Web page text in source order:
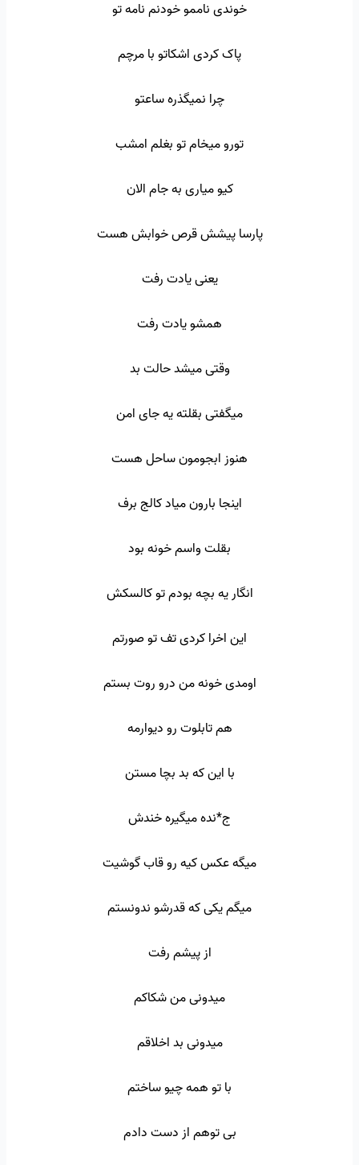
خوندی ناممو خودنم نامه تو
پاک کردی اشکاتو با مرچم
چرا نمیگذره ساعتو
تورو میخام تو بغلم امشب
کیو میاری به جام الان
پارسا پیشش قرص خوابش هست
یعنی یادت رفت
همشو یادت رفت
وقتی میشد حالت بد
میگفتی بقلته یه جای امن
هنوز ابجومون ساحل هست
اینجا بارون میاد کالج برف
بقلت واسم خونه بود
انگار یه بچه بودم تو کالسکش
این اخرا کردی تف تو صورتم
اومدی خونه من درو روت بستم
هم تابلوت رو دیوارمه
با این که بد بچا مستن
ج*نده میگیره خندش
میگه عکس کیه رو قاب گوشیت
میگم یکی که قدرشو ندونستم
از پیشم رفت
میدونی من شکاکم
میدونی بد اخلاقم
با تو همه چیو ساختم
بی توهم از دست دادم